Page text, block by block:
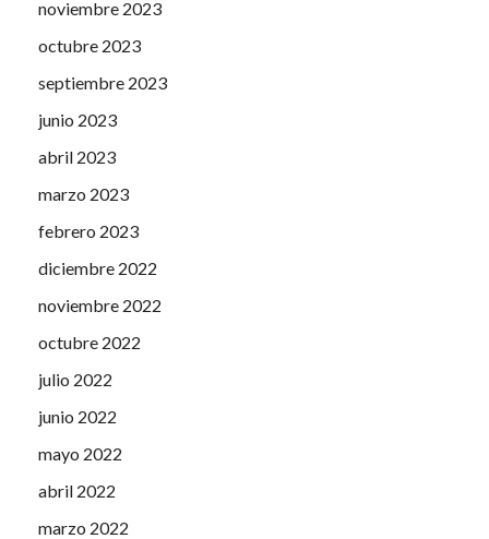
noviembre 2023
octubre 2023
septiembre 2023
junio 2023
abril 2023
marzo 2023
febrero 2023
diciembre 2022
noviembre 2022
octubre 2022
julio 2022
junio 2022
mayo 2022
abril 2022
marzo 2022